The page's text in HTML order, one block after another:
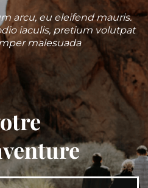
arcu, eu eleifend mauris.
iaculis, pretium volutpat
malesuada